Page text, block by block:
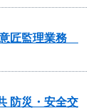
匠監理業務
防災・安全交